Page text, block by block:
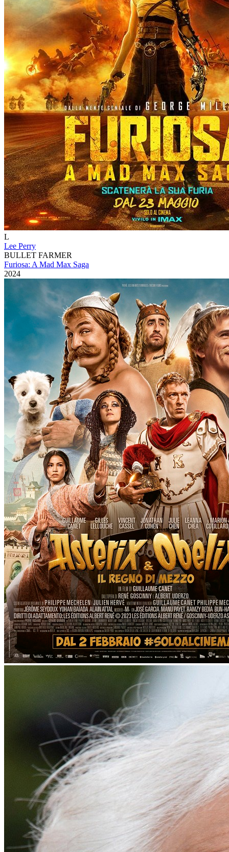
L
Lee Perry
BULLET FARMER
Furiosa: A Mad Max Saga
2024